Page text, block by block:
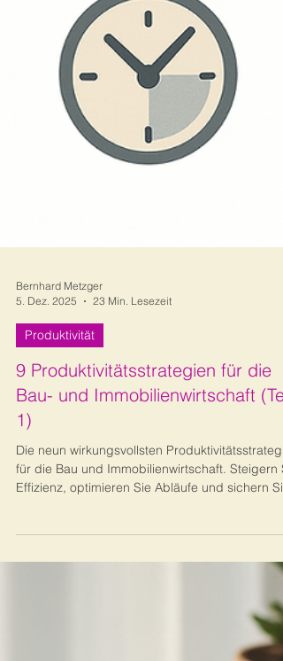
Bernhard Metzger
5. Dez. 2025
23 Min. Lesezeit
Produktivität
9 Produktivitätsstrategien für die
Bau- und Immobilienwirtschaft (Teil
1)
für die Bau und Immobilienwirtschaft. Steigern